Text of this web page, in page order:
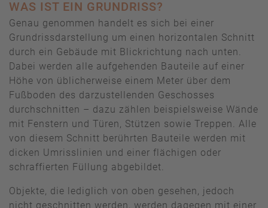
WAS IST EIN GRUNDRISS?
Genau genommen handelt es sich bei einer
Grundrissdarstellung um einen horizontalen Schnitt
durch ein Gebäude mit Blickrichtung nach unten.
Dabei werden alle aufgehenden Bauteile auf einer
Höhe von üblicherweise einem Meter über dem
Fußboden des darzustellenden Geschosses
durchschnitten – dazu zählen beispielsweise Wände
mit Fenstern und Türen, Stützen sowie Treppen. Alle
von diesem Schnitt berührten Bauteile werden mit
dicken Umrisslinien und einer flächigen oder
schraffierten Füllung abgebildet.
Objekte, die lediglich von oben gesehen, jedoch
nicht geschnitten werden, werden dagegen mit einer